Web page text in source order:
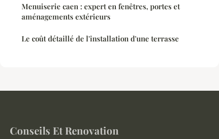
Menuiserie caen : expert en fenêtres, portes et
aménagements extérieurs
Le coût détaillé de l'installation d'une terrasse
Conseils Et Renovation